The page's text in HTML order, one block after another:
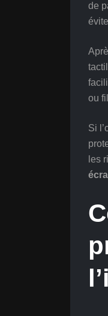
de
ou
Si
les